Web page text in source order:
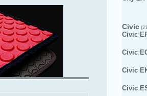
Civic
Civic
Civic
Civic
Civic